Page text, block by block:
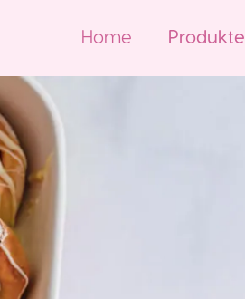
Home Produkte